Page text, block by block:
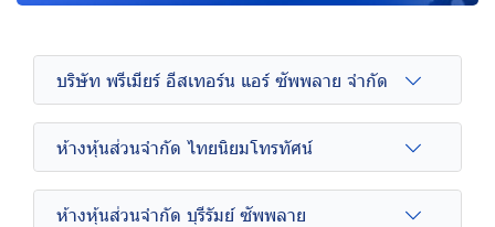
บริษัท พรีเมียร์ อีสเทอร์น แอร์ ซัพพลาย จำกัด
ห้างหุ้นส่วนจำกัด ไทยนิยมโทรทัศน์
ห้างหุ้นส่วนจำกัด บุรีรัมย์ ซัพพลาย